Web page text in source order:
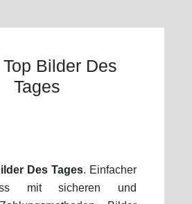
Bilder Des
Tages
Des Tages. Einfacher
mit sicheren und